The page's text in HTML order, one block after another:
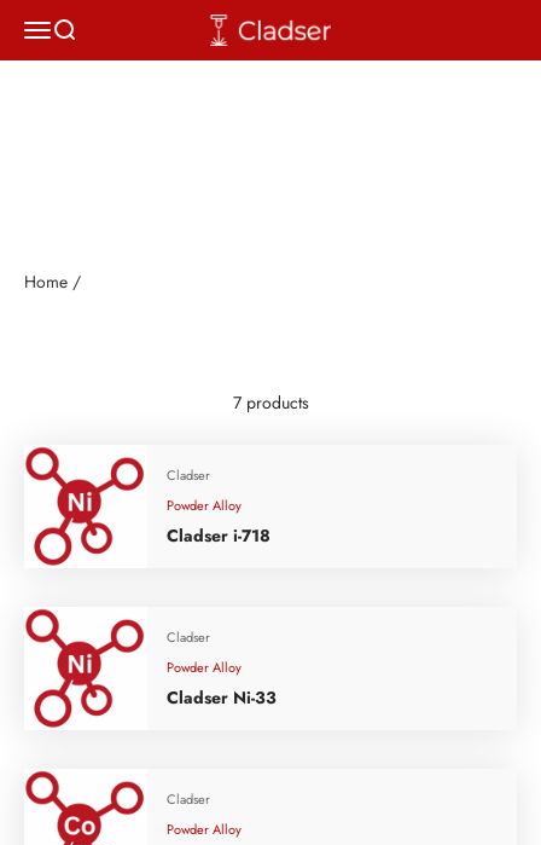
Open navigation menu
Open search CLADSER
Home /
7 products
Cladser
Powder Alloy
Cladser i-718
Cladser
Powder Alloy
Cladser Ni-33
Cladser
Powder Alloy